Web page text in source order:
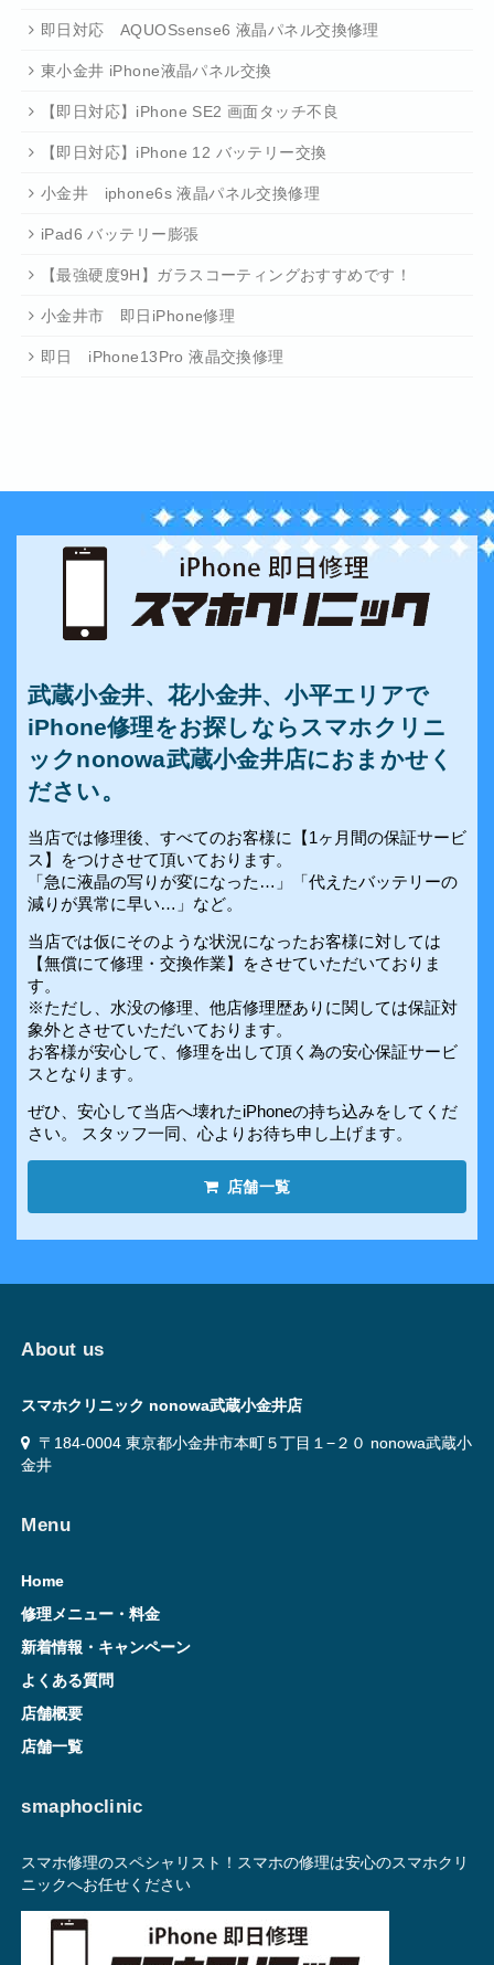
即日対応 AQUOSsense6 液晶パネル交換修理
東小金井 iPhone液晶パネル交換
【即日対応】iPhone SE2 画面タッチ不良
【即日対応】iPhone 12 バッテリー交換
小金井 iphone6s 液晶パネル交換修理
iPad6 バッテリー膨張
【最強硬度9H】ガラスコーティングおすすめです！
小金井市 即日iPhone修理
即日 iPhone13Pro 液晶交換修理
武蔵小金井、花小金井、小平エリアで
iPhone修理をお探しならスマホクリニ
ックnonowa武蔵小金井店におまかせく
ださい。
当店では修理後、すべてのお客様に【1ヶ月間の保証サービ
ス】をつけさせて頂いております。
「急に液晶の写りが変になった…」「代えたバッテリーの
減りが異常に早い…」など。
当店では仮にそのような状況になったお客様に対しては
【無償にて修理・交換作業】をさせていただいておりま
す。
※ただし、水没の修理、他店修理歴ありに関しては保証対
象外とさせていただいております。
お客様が安心して、修理を出して頂く為の安心保証サービ
スとなります。
ぜひ、安心して当店へ壊れたiPhoneの持ち込みをしてくだ
さい。 スタッフ一同、心よりお待ち申し上げます。
店舗一覧
About us
スマホクリニック nonowa武蔵小金井店
〒184-0004 東京都小金井市本町５丁目１−２０ nonowa武蔵小
金井
Menu
Home
修理メニュー・料金
新着情報・キャンペーン
よくある質問
店舗概要
店舗一覧
smaphoclinic
スマホ修理のスペシャリスト！スマホの修理は安心のスマホクリ
ニックへお任せください